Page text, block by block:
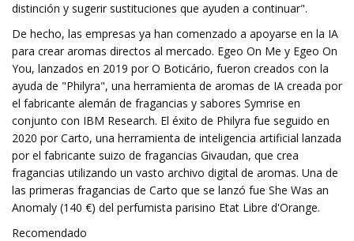
distinción y sugerir sustituciones que ayuden a continuar".
De hecho, las empresas ya han comenzado a apoyarse en la IA
para crear aromas directos al mercado. Egeo On Me y Egeo On
You, lanzados en 2019 por O Boticário, fueron creados con la
ayuda de "Philyra", una herramienta de aromas de IA creada por
el fabricante alemán de fragancias y sabores Symrise en
conjunto con IBM Research. El éxito de Philyra fue seguido en
2020 por Carto, una herramienta de inteligencia artificial lanzada
por el fabricante suizo de fragancias Givaudan, que crea
fragancias utilizando un vasto archivo digital de aromas. Una de
las primeras fragancias de Carto que se lanzó fue She Was an
Anomaly (140 €) del perfumista parisino Etat Libre d'Orange.
Recomendado